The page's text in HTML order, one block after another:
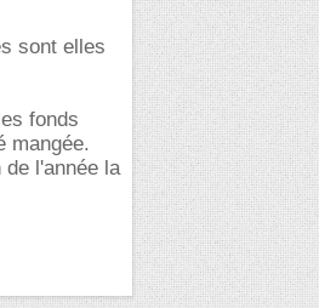
sont elles
fonds
mangée.
l'année la